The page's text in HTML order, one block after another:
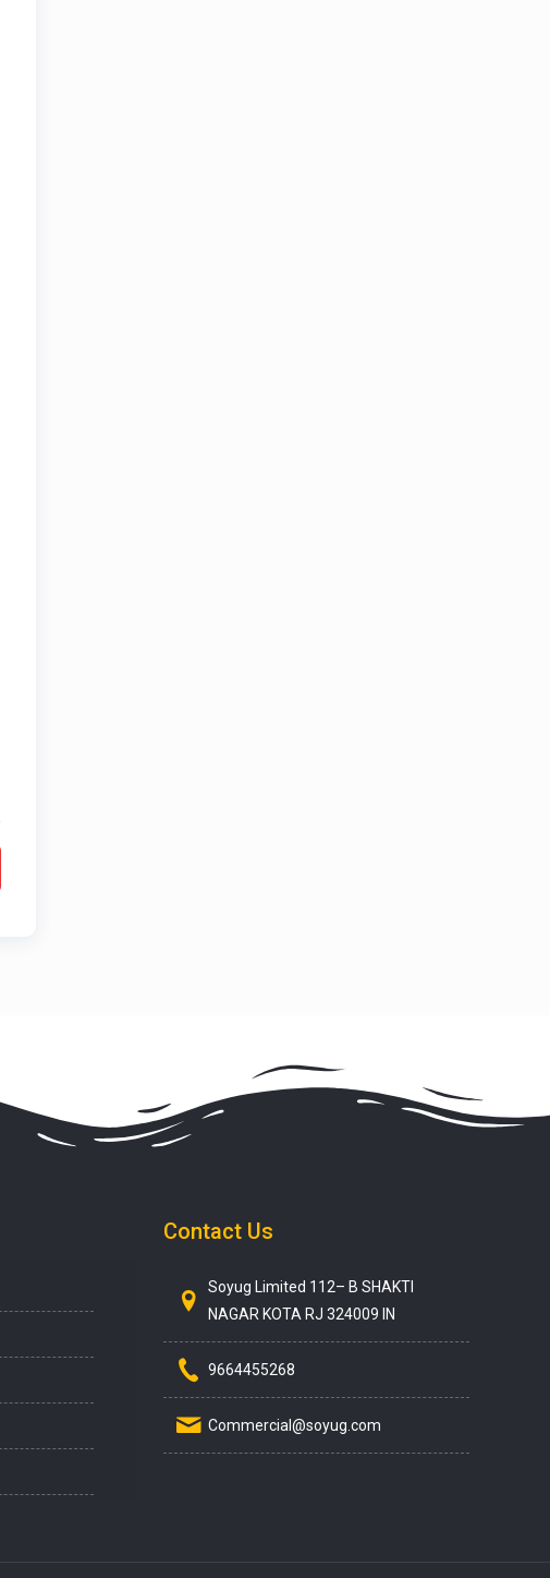
Contact Us
Soyug Limited 112– B SHAKTI
NAGAR KOTA RJ 324009 IN
9664455268
Commercial@soyug.com